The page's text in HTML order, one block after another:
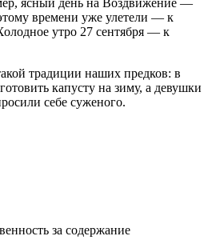
ясный день на Воздвижение —
времени уже улетели — к
утро 27 сентября — к
традиции наших предков: в
капусту на зиму, а девушки
себе суженого.
за содержание